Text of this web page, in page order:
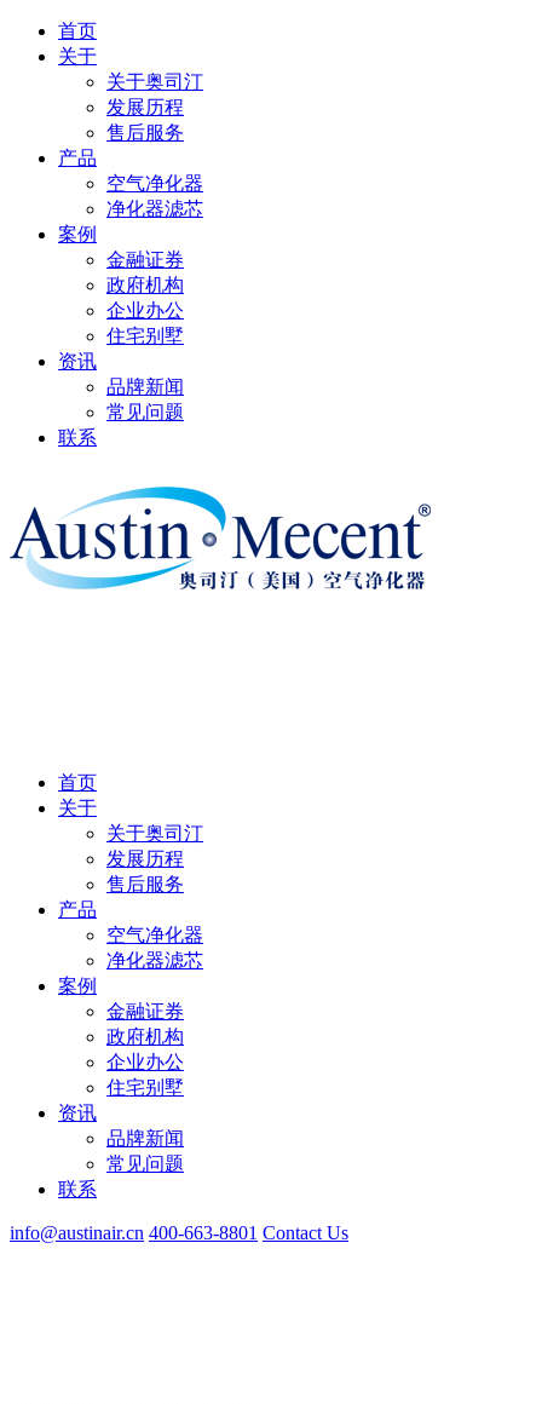
首页
关于
关于奥司汀
发展历程
售后服务
产品
空气净化器
净化器滤芯
案例
金融证券
政府机构
企业办公
住宅别墅
资讯
品牌新闻
常见问题
联系
首页
关于
关于奥司汀
发展历程
售后服务
产品
空气净化器
净化器滤芯
案例
金融证券
政府机构
企业办公
住宅别墅
资讯
品牌新闻
常见问题
联系
info@austinair.cn 400-663-8801 Contact Us